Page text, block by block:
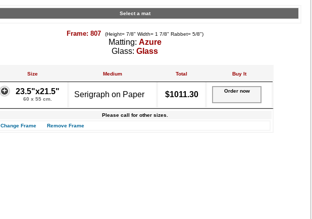
Select a mat
Frame: 807 (Height= 7/8" Width= 1 7/8" Rabbet= 5/8")
Matting: Azure
Glass: Glass
Size Medium Total Buy It
23.5"x21.5"
60 x 55 cm.
Serigraph on Paper $1011.30 Order now
Please call for other sizes.
Change Frame
Remove Frame